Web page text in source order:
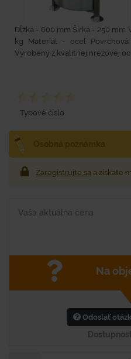
Dĺžka - 600 mm Šírka - 250 mm
kg Materiál - oceľ
Vyrobený z kvalitnej nrezovej
Typové číslo
Zaregistrujte sa a získate
Vaša aktuálna cena
Na
Odoslať